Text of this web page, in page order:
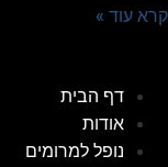
קרא עוד »
דף הבית
אודות
נופל למרומים